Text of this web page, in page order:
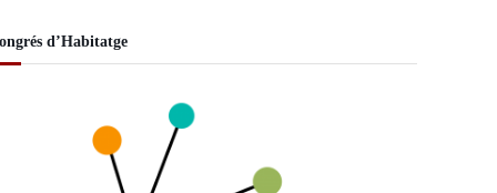
d’Habitatge